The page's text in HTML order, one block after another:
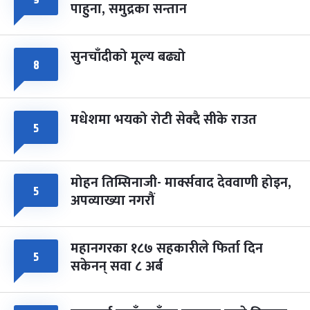
चैत्र ८, २०८३-Mar 22, 2027
पाहुना, समुद्रका सन्तान
८ सुनचाँदीको मूल्य बढ्यो
५ मधेशमा भयको रोटी सेक्दै सीके राउत
५ मोहन तिम्सिनाजी- मार्क्सवाद देववाणी होइन,
अपव्याख्या नगरौं
५ महानगरका १८७ सहकारीले फिर्ता दिन
सकेनन् सवा ८ अर्ब